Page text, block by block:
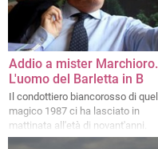
Addio a mister Marchioro.
L'uomo del Barletta in B
Il condottiero biancorosso di quel
magico 1987 ci ha lasciato in
mattinata all'età di novant'anni.